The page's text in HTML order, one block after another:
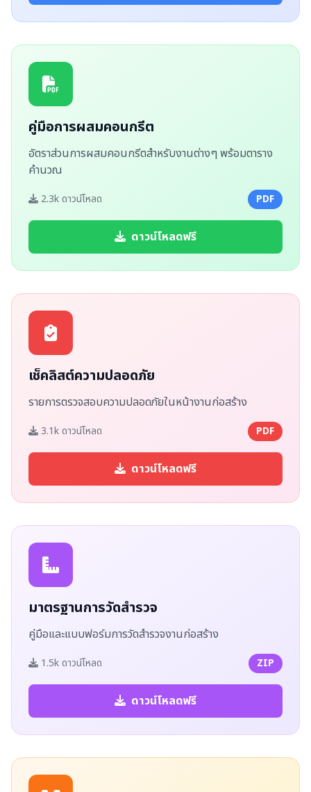
คู่มือการผสมคอนกรีต
อัตราส่วนการผสมคอนกรีตสำหรับงานต่างๆ พร้อมตาราง
คำนวณ
2.3k ดาวน์โหลด PDF
ดาวน์โหลดฟรี
เช็คลิสต์ความปลอดภัย
รายการตรวจสอบความปลอดภัยในหน้างานก่อสร้าง
3.1k ดาวน์โหลด PDF
ดาวน์โหลดฟรี
มาตรฐานการวัดสำรวจ
คู่มือและแบบฟอร์มการวัดสำรวจงานก่อสร้าง
1.5k ดาวน์โหลด ZIP
ดาวน์โหลดฟรี